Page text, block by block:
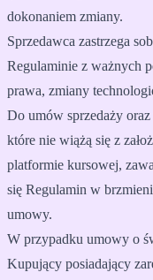
dokonaniem zmiany.
Sprzedawca zastrzega
Regulaminie z ważnych
prawa, zmiany
Do umów sprzedaży
które nie wiążą się z
platformie kursowej,
się Regulamin w
umowy.
W przypadku umowy o
Kupujący posiadający